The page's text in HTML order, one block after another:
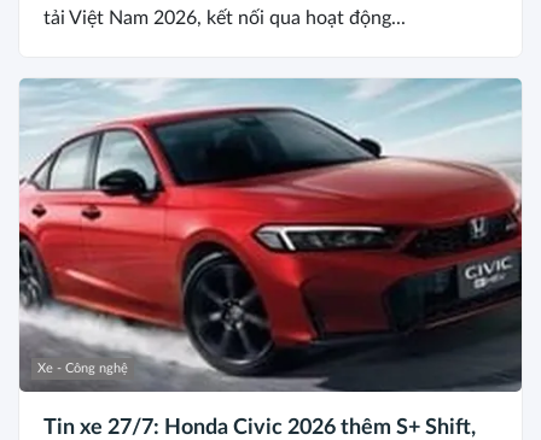
tải Việt Nam 2026, kết nối qua hoạt động...
Xe - Công nghệ
Tin xe 27/7: Honda Civic 2026 thêm S+ Shift,